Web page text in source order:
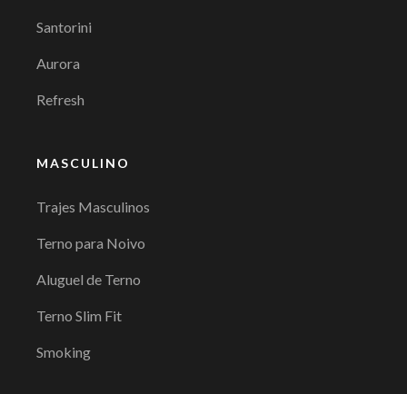
Santorini
Aurora
Refresh
MASCULINO
Trajes Masculinos
Terno para Noivo
Aluguel de Terno
Terno Slim Fit
Smoking